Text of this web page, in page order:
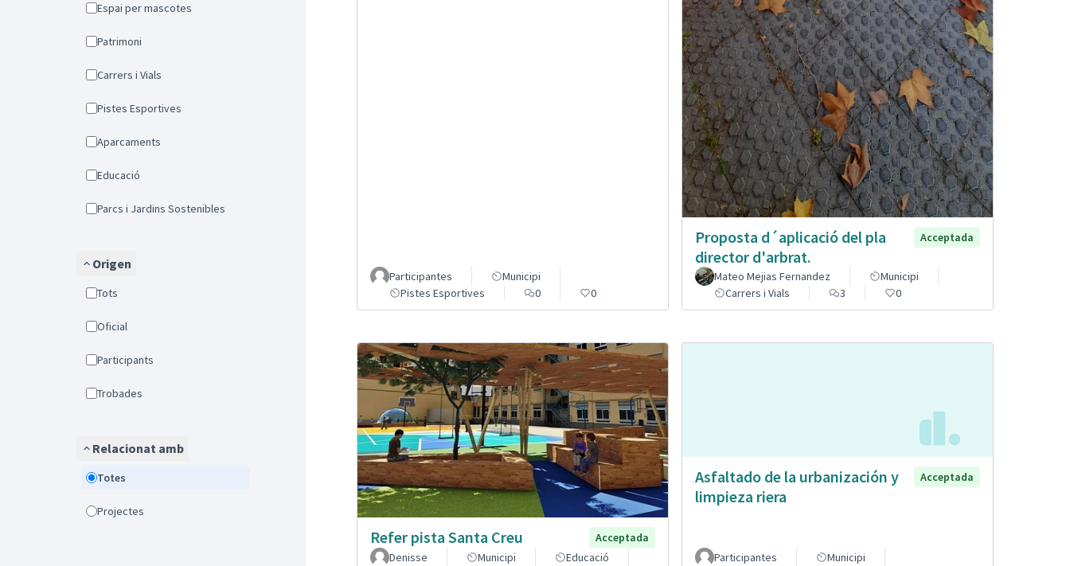
Espai per mascotes
Patrimoni
Carrers i Vials
Pistes Esportives
Aparcaments
Educació
Parcs i Jardins Sostenibles
Origen
Tots
Oficial
Participants
Trobades
Relacionat amb
Totes
Projectes
Participantes
Municipi
Pistes Esportives
0 0
Proposta d´aplicació del pla
director d'arbrat.
Acceptada
Mateo Mejias Fernandez
Municipi
Carrers i Vials
3 0
Refer pista Santa Creu
Acceptada
Denisse
Municipi
Educació
Asfaltado de la urbanización y
limpieza riera
Acceptada
Participantes
Municipi